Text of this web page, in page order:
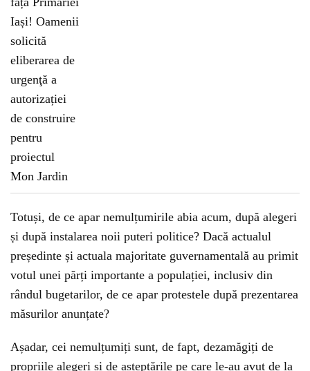
Totuși, de ce apar nemulțumirile abia acum, după alegeri
și după instalarea noii puteri politice? Dacă actualul
președinte și actuala majoritate guvernamentală au primit
votul unei părți importante a populației, inclusiv din
rândul bugetarilor, de ce apar protestele după prezentarea
măsurilor anunțate?
Așadar, cei nemulțumiți sunt, de fapt, dezamăgiți de
propriile alegeri și de așteptările pe care le-au avut de la